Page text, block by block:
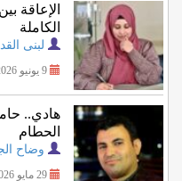
الإعاقة
الكاملة
لبنى
9 يونيو 2026
هادي..
الحطام
وضاح
29 مايو 2026